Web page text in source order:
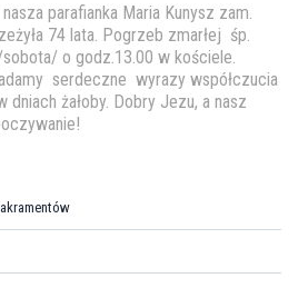
parafianka Maria Kunysz zam.
74 lata. Pogrzeb zmarłej śp.
o godz.13.00 w kościele.
serdeczne wyrazy współczucia
żałoby. Dobry Jezu, a nasz